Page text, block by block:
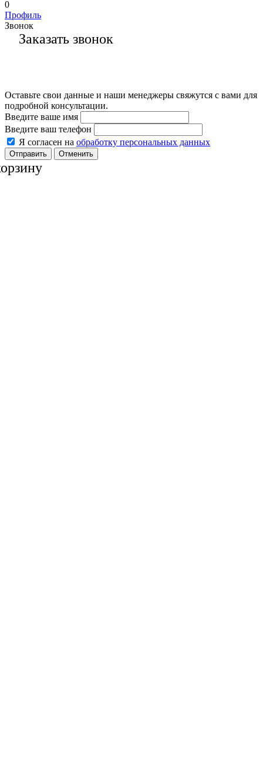
0
Профиль
Звонок
Заказать звонок
Оставьте свои данные и наши менеджеры свяжутся с вами для
подробной консультации.
Введите ваше имя
Введите ваш телефон
Я согласен на обработку персональных данных
Отменить